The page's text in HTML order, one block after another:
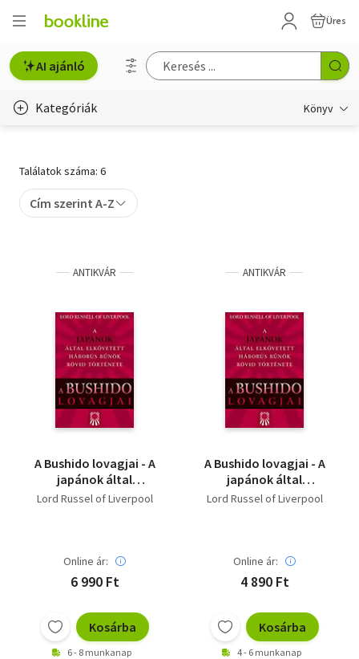
Üres
AI ajánló
Kategóriák Könyv
Gyermek- és ifjúsági
Művészet
Szakkönyv
Szótár, nyelvkönyv
Tankönyv, segédkönyv
Társadalomtudomány
Természettudomány
Találatok száma: 6
Cím szerint A-Z
ANTIKVÁR
A Bushido lovagjai - A
japánok által
elkövetett háborús
Lord Russel of Liverpool
Online ár:
6 990 Ft
Kosárba
6 - 8 munkanap
ANTIKVÁR
A Bushido lovagjai - A
japánok által
elkövetett háborús
Lord Russel of Liverpool
Online ár:
4 890 Ft
Kosárba
4 - 6 munkanap